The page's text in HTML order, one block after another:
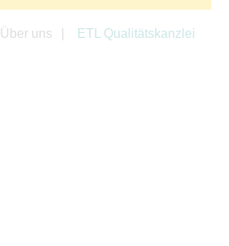
Über uns ETL Qualitätskanzlei